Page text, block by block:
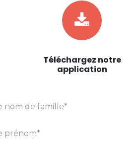
Téléchargez notre
application